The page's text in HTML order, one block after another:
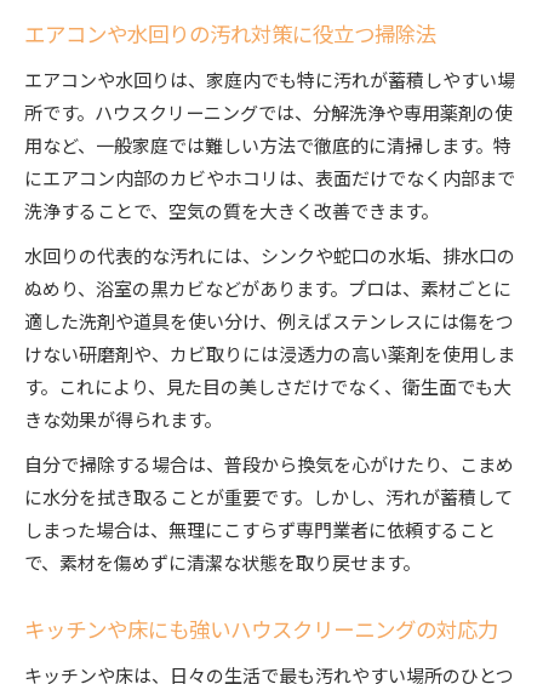
エアコンや水回りの汚れ対策に役立つ掃除法
エアコンや水回りは、家庭内でも特に汚れが蓄積しやすい場
所です。ハウスクリーニングでは、分解洗浄や専用薬剤の使
用など、一般家庭では難しい方法で徹底的に清掃します。特
にエアコン内部のカビやホコリは、表面だけでなく内部まで
洗浄することで、空気の質を大きく改善できます。
水回りの代表的な汚れには、シンクや蛇口の水垢、排水口の
ぬめり、浴室の黒カビなどがあります。プロは、素材ごとに
適した洗剤や道具を使い分け、例えばステンレスには傷をつ
けない研磨剤や、カビ取りには浸透力の高い薬剤を使用しま
す。これにより、見た目の美しさだけでなく、衛生面でも大
きな効果が得られます。
自分で掃除する場合は、普段から換気を心がけたり、こまめ
に水分を拭き取ることが重要です。しかし、汚れが蓄積して
しまった場合は、無理にこすらず専門業者に依頼すること
で、素材を傷めずに清潔な状態を取り戻せます。
キッチンや床にも強いハウスクリーニングの対応力
キッチンや床は、日々の生活で最も汚れやすい場所のひとつ